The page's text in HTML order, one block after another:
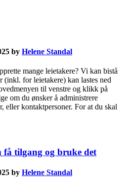
by Helene Standal
mange leietakere? Vi kan bistå
(inkl. for leietakere) kan lastes ned
til venstre og klikk på
om du ønsker å administrere
eller kontaktpersoner. For at du skal
tilgang og bruke det
by Helene Standal